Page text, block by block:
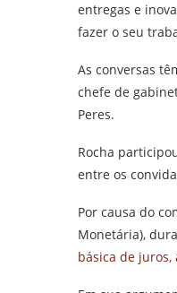
entregas e
fazer o seu
As conversas
chefe de
Peres.
Rocha
entre os
Por causa do
Monetária),
básica de juros,